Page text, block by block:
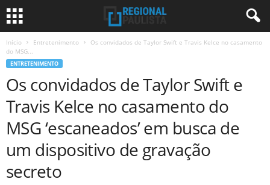
Início Entretenimento
Os convidados de Taylor Swift e Travis Kelce no casamento
do MSG...
ENTRETENIMENTO
Os convidados de Taylor Swift e
Travis Kelce no casamento do
MSG ‘escaneados’ em busca de
um dispositivo de gravação
secreto